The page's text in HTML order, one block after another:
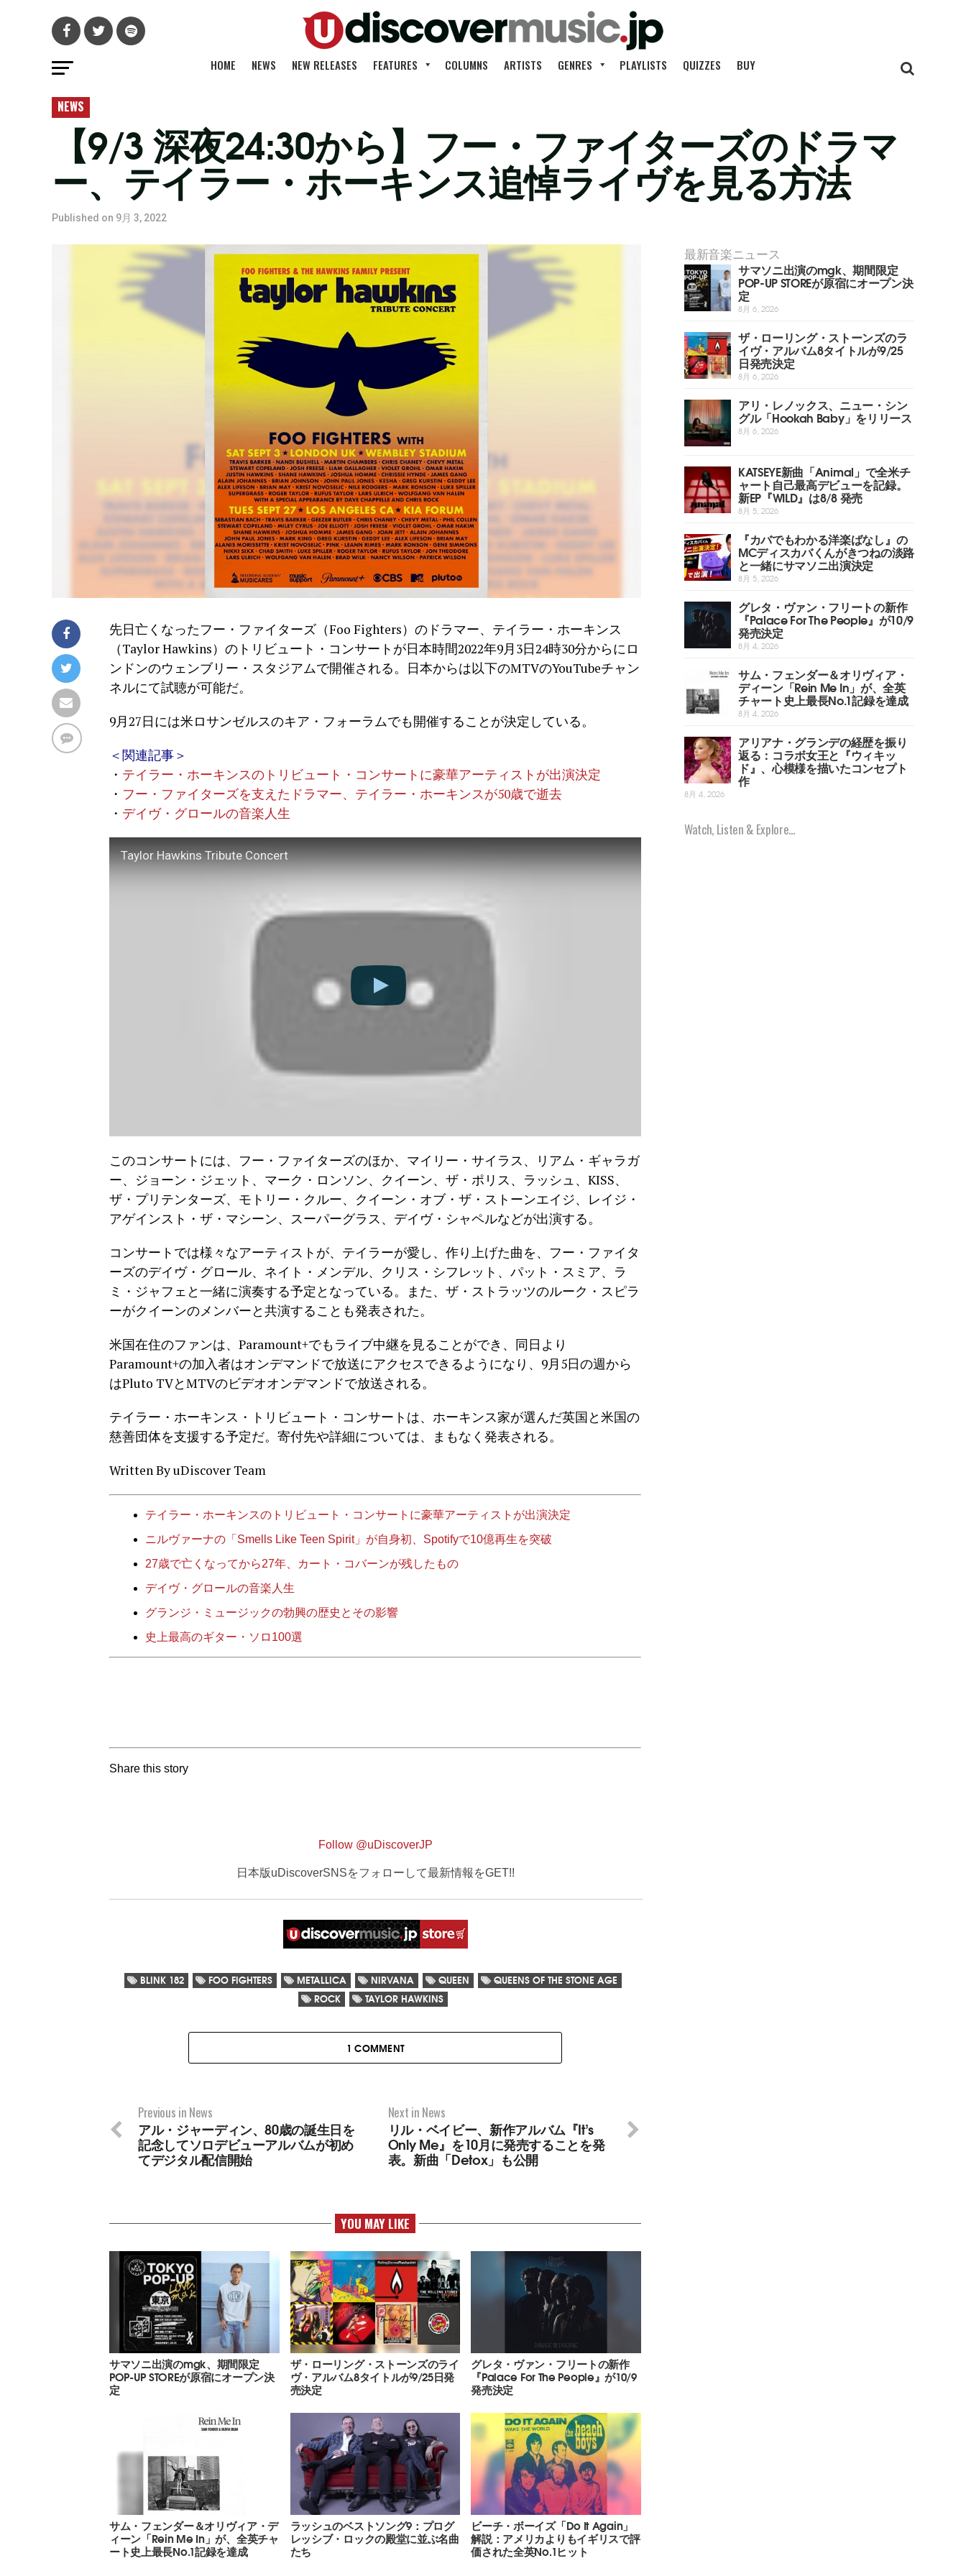
HOME NEWS NEW RELEASES FEATURES COLUMNS ARTISTS GENRES PLAYLISTS QUIZZES BUY
NEWS
【9/3 深夜24:30から】フー・ファイターズのドラマ
ー、テイラー・ホーキンス追悼ライヴを見る方法
Published on 9月 3, 2022
先日亡くなったフー・ファイターズ（Foo Fighters）のドラマー、テイラー・ホーキンス
（Taylor Hawkins）のトリビュート・コンサートが日本時間2022年9月3日24時30分からにロ
ンドンのウェンブリー・スタジアムで開催される。日本からは以下のMTVのYouTubeチャン
ネルにて試聴が可能だ。
9月27日には米ロサンゼルスのキア・フォーラムでも開催することが決定している。
＜関連記事＞
・ テイラー・ホーキンスのトリビュート・コンサートに豪華アーティストが出演決定
・ フー・ファイターズを支えたドラマー、テイラー・ホーキンスが50歳で逝去
・ デイヴ・グロールの音楽人生
Taylor Hawkins Tribute Concert
このコンサートには、フー・ファイターズのほか、マイリー・サイラス、リアム・ギャラガ
ー、ジョーン・ジェット、マーク・ロンソン、クイーン、ザ・ポリス、ラッシュ、KISS、
ザ・プリテンターズ、モトリー・クルー、クイーン・オブ・ザ・ストーンエイジ、レイジ・
アゲインスト・ザ・マシーン、スーパーグラス、デイヴ・シャペルなどが出演する。
コンサートでは様々なアーティストが、テイラーが愛し、作り上げた曲を、フー・ファイタ
ーズのデイヴ・グロール、ネイト・メンデル、クリス・シフレット、パット・スミア、ラ
ミ・ジャフェと一緒に演奏する予定となっている。また、ザ・ストラッツのルーク・スピラ
ーがクイーンのメンバーと共演することも発表された。
米国在住のファンは、Paramount+でもライブ中継を見ることができ、同日より
Paramount+の加入者はオンデマンドで放送にアクセスできるようになり、9月5日の週から
はPluto TVとMTVのビデオオンデマンドで放送される。
テイラー・ホーキンス・トリビュート・コンサートは、ホーキンス家が選んだ英国と米国の
慈善団体を支援する予定だ。寄付先や詳細については、まもなく発表される。
Written By uDiscover Team
テイラー・ホーキンスのトリビュート・コンサートに豪華アーティストが出演決定
ニルヴァーナの「Smells Like Teen Spirit」が自身初、Spotifyで10億再生を突破
27歳で亡くなってから27年、カート・コバーンが残したもの
デイヴ・グロールの音楽人生
グランジ・ミュージックの勃興の歴史とその影響
史上最高のギター・ソロ100選
Share this story
Follow @uDiscoverJP
日本版uDiscoverSNSをフォローして最新情報をGET!!
BLINK 182 FOO FIGHTERS METALLICA NIRVANA QUEEN
QUEENS OF THE STONE AGE
ROCK
TAYLOR HAWKINS
1 COMMENT
Next in News
リル・ベイビー、新作アルバム『It’s
Only Me』を10月に発売することを発
表。新曲「Detox」も公開
Previous in News
アル・ジャーディン、80歳の誕生日を
記念してソロデビューアルバムが初め
てデジタル配信開始
YOU MAY LIKE
サマソニ出演のmgk、期間限定
POP-UP STOREが原宿にオープン決
定
ザ・ローリング・ストーンズのライ
ヴ・アルバム8タイトルが9/25日発
売決定
グレタ・ヴァン・フリートの新作
『Palace For The People』が10/9
発売決定
サム・フェンダー＆オリヴィア・デ
ィーン「Rein Me In」が、全英チャ
ート史上最長No.1記録を達成
ラッシュのベストソング9：プログ
レッシブ・ロックの殿堂に並ぶ名曲
たち
ビーチ・ボーイズ「Do It Again」
解説：アメリカよりもイギリスで評
価された全英No.1ヒット
最新音楽ニュース
サマソニ出演のmgk、期間限定
POP-UP STOREが原宿にオープン決
定
8月 6, 2026
ザ・ローリング・ストーンズのラ
イヴ・アルバム8タイトルが9/25
日発売決定
8月 6, 2026
アリ・レノックス、ニュー・シン
グル「Hookah Baby」をリリース
8月 6, 2026
KATSEYE新曲「Animal」で全米チ
ャート自己最高デビューを記録。
新EP『WILD』は8/8 発売
8月 5, 2026
『カバでもわかる洋楽ばなし』の
MCディスカバくんがきつねの淡路
と一緒にサマソニ出演決定
8月 5, 2026
グレタ・ヴァン・フリートの新作
『Palace For The People』が10/9
発売決定
8月 4, 2026
サム・フェンダー＆オリヴィア・
ディーン「Rein Me In」が、全英
チャート史上最長No.1記録を達成
8月 4, 2026
アリアナ・グランデの経歴を振り
返る：コラボ女王と『ウィキッ
ド』、心模様を描いたコンセプト
作
8月 4, 2026
Watch, Listen & Explore...